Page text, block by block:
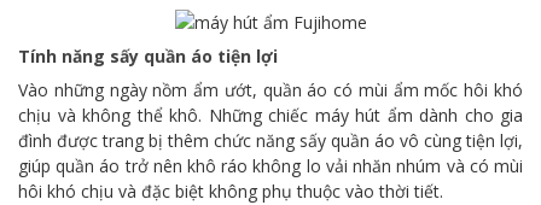
Tính năng sấy quần áo tiện lợi
Vào những ngày nồm ẩm ướt, quần áo có mùi ẩm mốc hôi khó
chịu và không thể khô. Những chiếc máy hút ẩm dành cho gia
đình được trang bị thêm chức năng sấy quần áo vô cùng tiện lợi,
giúp quần áo trở nên khô ráo không lo vải nhăn nhúm và có mùi
hôi khó chịu và đặc biệt không phụ thuộc vào thời tiết.